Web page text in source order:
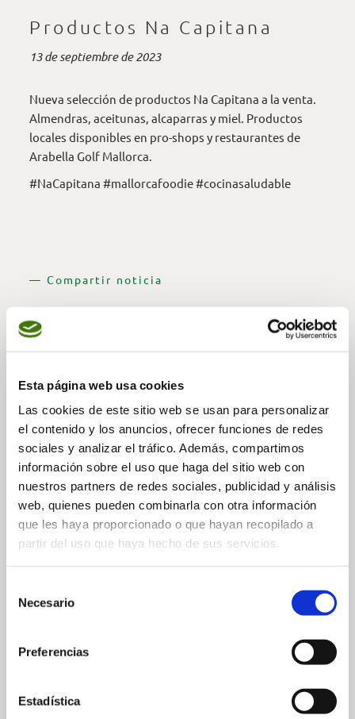
Esta página web usa cookies
Las cookies de este sitio web se usan para personalizar
el contenido y los anuncios, ofrecer funciones de redes
sociales y analizar el tráfico. Además, compartimos
información sobre el uso que haga del sitio web con
nuestros partners de redes sociales, publicidad y análisis
web, quienes pueden combinarla con otra información
que les haya proporcionado o que hayan recopilado a
partir del uso que haya hecho de sus servicios.
Necesario
Preferencias
Estadística
Productos Na Capitana
13 de septiembre de 2023
Nueva selección de productos Na Capitana a la venta.
Almendras, aceitunas, alcaparras y miel. Productos
locales disponibles en pro-shops y restaurantes de
Arabella Golf Mallorca.
#NaCapitana #mallorcafoodie #cocinasaludable
— Compartir noticia
— Noticias relacionadas
SOM en Golf Son
7 de agosto de 2026
Autóctona 2026 en